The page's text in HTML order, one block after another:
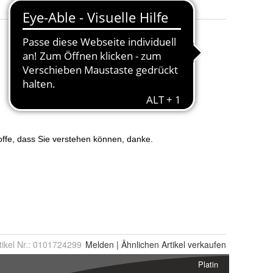
Nr.: 0101724299 Melden | Ähnlichen Artikel verkaufen
Platin